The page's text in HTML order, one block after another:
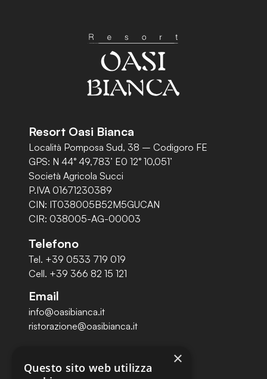
Resort Oasi Bianca
Località Pomposa Sud, 38 – Codigoro FE
GPS: N 44° 49,783’ E0 12° 10,051’
Società Agricola Succi
P.IVA 01671230389
CIN: IT038005B52M5GUCAN
CIR: 038005-AG-00003
Telefono
Tel. +39 0533 719 019
Cell. +39 366 82 15 121
Email
info@oasibianca.it
ristorazione@oasibianca.it
Homepage
×
Questo sito web utilizza